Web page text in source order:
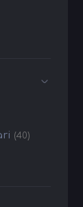
(40)